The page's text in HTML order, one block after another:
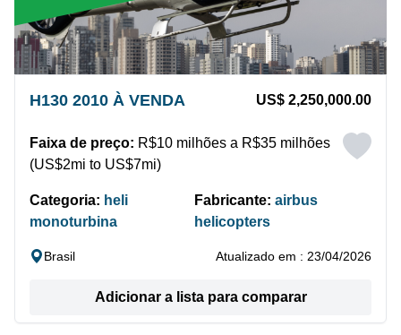
H130 2010 À VENDA US$ 2,250,000.00
Faixa de preço: R$10 milhões a R$35 milhões
(US$2mi to US$7mi)
Categoria: heli
monoturbina
Fabricante:airbus
helicopters
Brasil Atualizado em : 23/04/2026
Adicionar a lista para comparar